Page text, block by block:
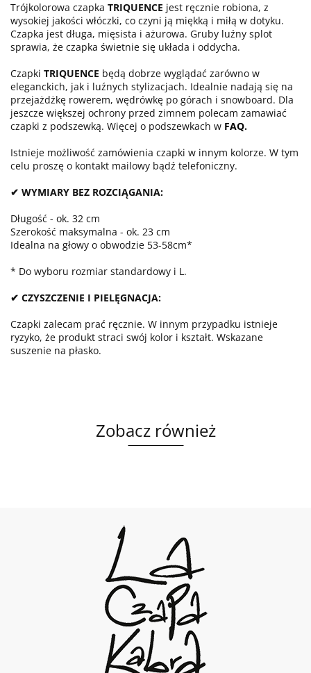
Trójkolorowa czapka TRIQUENCE jest ręcznie robiona, z
wysokiej jakości włóczki, co czyni ją miękką i miłą w dotyku.
Czapka jest długa, mięsista i ażurowa. Gruby luźny splot
sprawia, że czapka świetnie się układa i oddycha.
Czapki TRIQUENCE będą dobrze wyglądać zarówno w
eleganckich, jak i luźnych stylizacjach. Idealnie nadają się na
przejażdżkę rowerem, wędrówkę po górach i snowboard. Dla
jeszcze większej ochrony przed zimnem polecam zamawiać
czapki z podszewką. Więcej o podszewkach w FAQ.
Istnieje możliwość zamówienia czapki w innym kolorze. W tym
celu proszę o kontakt mailowy bądź telefoniczny.
✔ WYMIARY BEZ ROZCIĄGANIA:
Długość - ok. 32 cm
Szerokość maksymalna - ok. 23 cm
Idealna na głowy o obwodzie 53-58cm*
* Do wyboru rozmiar standardowy i L.
✔ CZYSZCZENIE I PIELĘGNACJA:
Czapki zalecam prać ręcznie. W innym przypadku istnieje
ryzyko, że produkt straci swój kolor i kształt. Wskazane
suszenie na płasko.
Zobacz również